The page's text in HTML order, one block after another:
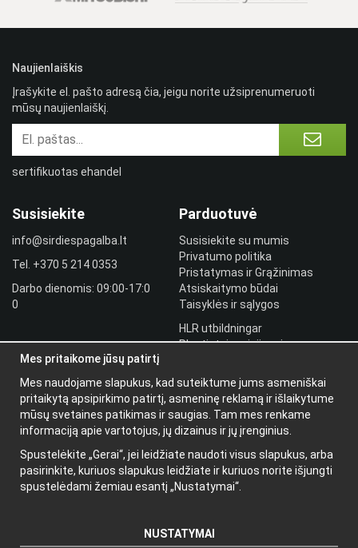
Susisiekite
info@sirdiespagalba.lt
Tel. +370 5 214 0353
Darbo dienomis: 09:00-17:0
0
Parduotuvė
Susisiekite su mumis
Privatumo politika
Pristatymas ir Grąžinimas
Atsiskaitymo būdai
Taisyklės ir sąlygos
HLR utbildningar
Plantintojo prisijungimas
Papildoma
informacija
Naujienlaiškis
Apie slapukus
Naujienlaiškis
Įrašykite el. pašto adresą čia, jeigu norite užsiprenumeruoti
mūsų naujienlaiškį.
sertifikuotas ehandel
Mes pritaikome jūsų patirtį
Mes naudojame slapukus, kad suteiktume jums asmeniškai
pritaikytą apsipirkimo patirtį, asmeninę reklamą ir išlaikytume
mūsų svetaines patikimas ir saugias. Tam mes renkame
informaciją apie vartotojus, jų dizainus ir jų įrenginius.
Spustelėkite „Gerai“, jei leidžiate naudoti visus slapukus, arba
pasirinkite, kuriuos slapukus leidžiate ir kuriuos norite išjungti
spustelėdami žemiau esantį „Nustatymai“.
NUSTATYMAI